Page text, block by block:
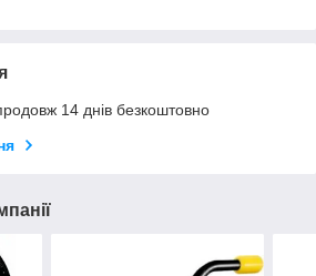
14 днів безкоштовно